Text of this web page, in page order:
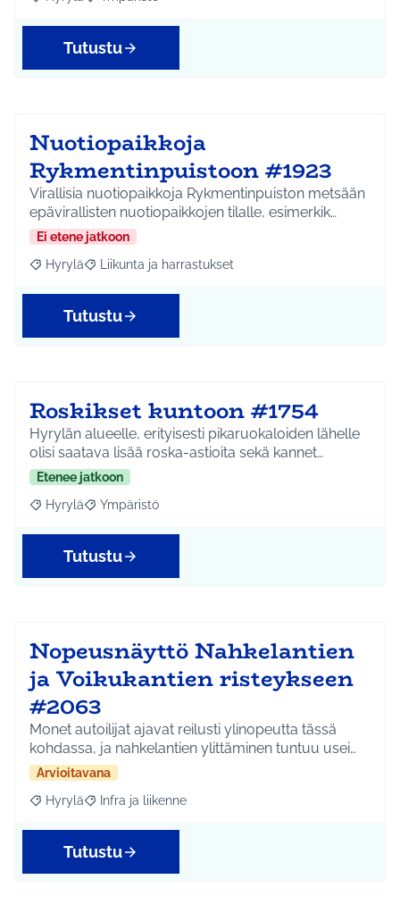
Rajaa tulokset aihepiirin mukaan: Hyrylä
Rajaa tulokset teeman mukaan: Ympäristö
Tutustu
Nuotiopaikkoja
Rykmentinpuistoon #1923
Virallisia nuotiopaikkoja Rykmentinpuiston metsään
epävirallisten nuotiopaikkojen tilalle, esimerkik…
Ei etene jatkoon
Rajaa tulokset aihepiirin mukaan: Hyrylä
Hyrylä Rajaa tulokset teeman mukaan: Liikunta ja
Liikunta ja harrastukset
Tutustu
Roskikset kuntoon #1754
Hyrylän alueelle, erityisesti pikaruokaloiden lähelle
olisi saatava lisää roska-astioita sekä kannet…
Etenee jatkoon
Rajaa tulokset aihepiirin mukaan: Hyrylä
Hyrylä Rajaa tulokset teeman mukaan: Ympäristö
Ympäristö
Tutustu
Nopeusnäyttö Nahkelantien
ja Voikukantien risteykseen
#2063
Monet autoilijat ajavat reilusti ylinopeutta tässä
kohdassa, ja nahkelantien ylittäminen tuntuu usei…
Arvioitavana
Rajaa tulokset aihepiirin mukaan: Hyrylä
Hyrylä Rajaa tulokset teeman mukaan: Infra ja liikenne
Infra ja liikenne
Tutustu